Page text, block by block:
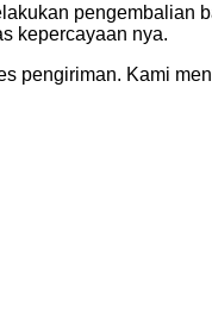
pengembalian
kepercayaan nya.
pengiriman. Kami